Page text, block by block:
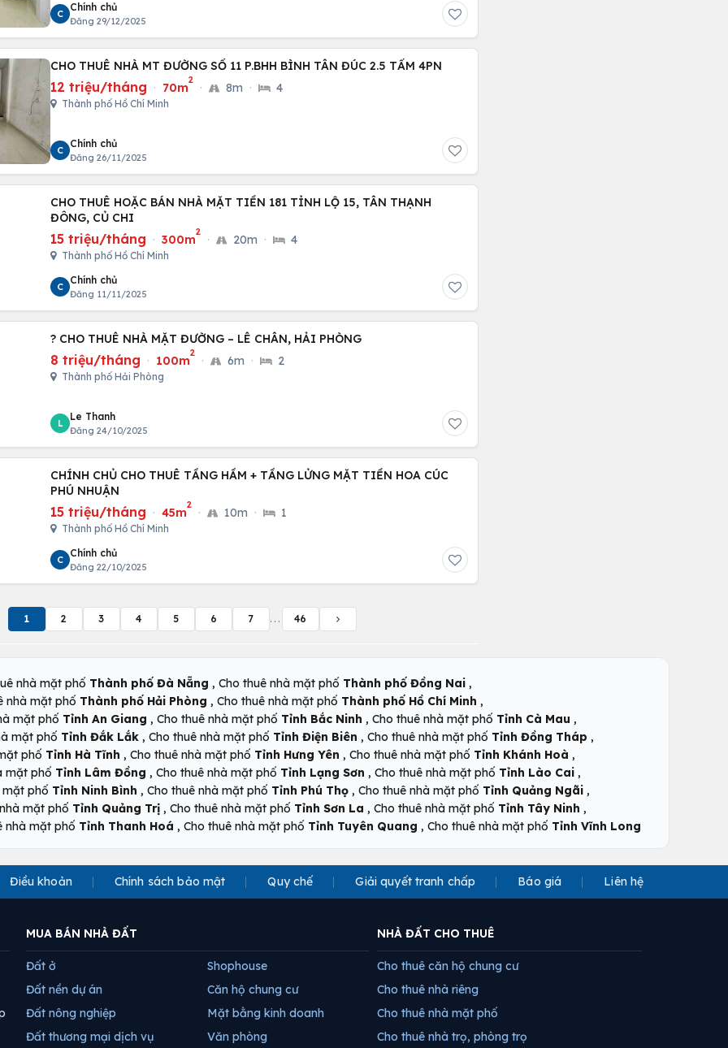
C
Chính chủ
Đăng 29/12/2025
CHO THUÊ NHÀ MT ĐƯỜNG SỐ 11 P.BHH BÌNH TÂN ĐÚC 2.5 TẤM 4PN
12 triệu/tháng · 70m
2
· 8m · 4
Thành phố Hồ Chí Minh
C
Chính chủ
Đăng 26/11/2025
CHO THUÊ HOẶC BÁN NHÀ MẶT TIỀN 181 TỈNH LỘ 15, TÂN THẠNH
ĐÔNG, CỦ CHI
15 triệu/tháng · 300m
2
· 20m · 4
Thành phố Hồ Chí Minh
C
Chính chủ
Đăng 11/11/2025
? CHO THUÊ NHÀ MẶT ĐƯỜNG – LÊ CHÂN, HẢI PHÒNG
8 triệu/tháng · 100m
2
· 6m · 2
Thành phố Hải Phòng
L
Le Thanh
Đăng 24/10/2025
CHÍNH CHỦ CHO THUÊ TẦNG HẦM + TẦNG LỬNG MẶT TIỀN HOA CÚC
PHÚ NHUẬN
15 triệu/tháng · 45m
2
· 10m · 1
Thành phố Hồ Chí Minh
C
Chính chủ
Đăng 22/10/2025
1 2 3 4 5 6 7 ... 46
nhà mặt phố Thành phố Đà Nẵng , Cho thuê nhà mặt phố Thành phố Đồng Nai ,
nhà mặt phố Thành phố Hải Phòng , Cho thuê nhà mặt phố Thành phố Hồ Chí Minh ,
mặt phố Tỉnh An Giang , Cho thuê nhà mặt phố Tỉnh Bắc Ninh , Cho thuê nhà mặt phố Tỉnh Cà Mau ,
mặt phố Tỉnh Đắk Lắk , Cho thuê nhà mặt phố Tỉnh Điện Biên , Cho thuê nhà mặt phố Tỉnh Đồng Tháp ,
phố Tỉnh Hà Tĩnh , Cho thuê nhà mặt phố Tỉnh Hưng Yên , Cho thuê nhà mặt phố Tỉnh Khánh Hoà ,
mặt phố Tỉnh Lâm Đồng , Cho thuê nhà mặt phố Tỉnh Lạng Sơn , Cho thuê nhà mặt phố Tỉnh Lào Cai ,
mặt phố Tỉnh Ninh Bình , Cho thuê nhà mặt phố Tỉnh Phú Thọ , Cho thuê nhà mặt phố Tỉnh Quảng Ngãi ,
mặt phố Tỉnh Quảng Trị , Cho thuê nhà mặt phố Tỉnh Sơn La , Cho thuê nhà mặt phố Tỉnh Tây Ninh ,
nhà mặt phố Tỉnh Thanh Hoá , Cho thuê nhà mặt phố Tỉnh Tuyên Quang , Cho thuê nhà mặt phố Tỉnh Vĩnh Long
Điều khoản Chính sách bảo mật Quy chế Giải quyết tranh chấp Báo giá Liên hệ
MUA BÁN NHÀ ĐẤT
Đất ở
Đất nền dự án
Đất nông nghiệp
Đất thương mại dịch vụ
Shophouse
Căn hộ chung cư
Mặt bằng kinh doanh
Văn phòng
NHÀ ĐẤT CHO THUÊ
Cho thuê căn hộ chung cư
Cho thuê nhà riêng
Cho thuê nhà mặt phố
Cho thuê nhà trọ, phòng trọ